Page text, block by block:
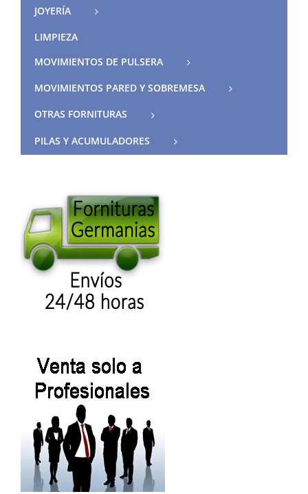
JOYERÍA
LIMPIEZA
MOVIMIENTOS DE PULSERA
MOVIMIENTOS PARED Y SOBREMESA
OTRAS FORNITURAS
PILAS Y ACUMULADORES